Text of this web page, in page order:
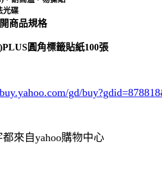
光碟
商品規格
圓角標籤貼紙100張
gd/buy?gdid=878818
來自yahoo購物中心